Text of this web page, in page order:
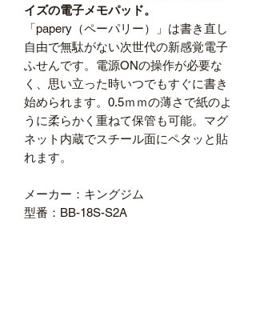
イズの電子メモパッド。
「papery（ペーパリー）」は書き直し
自由で無駄がない次世代の新感覚電子
ふせんです。電源ONの操作が必要な
く、思い立った時いつでもすぐに書き
始められます。0.5ｍｍの薄さで紙のよ
うに柔らかく重ねて保管も可能。マグ
ネット内蔵でスチール面にペタッと貼
れます。
メーカー：キングジム
型番：BB-18S-S2A